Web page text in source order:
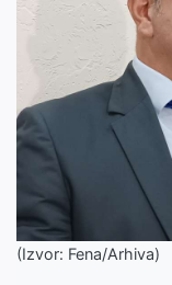
(Izvor: Fena/Arhiva)